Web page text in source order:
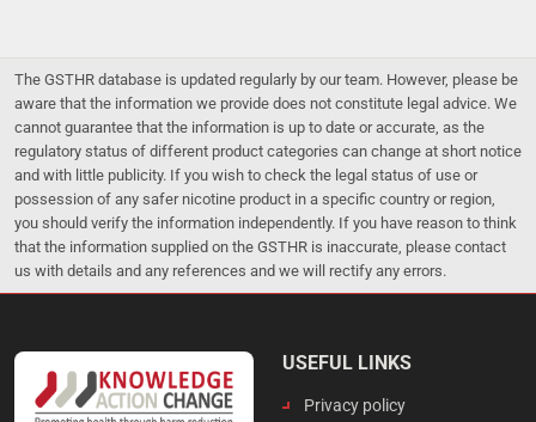
The GSTHR database is updated regularly by our team. However, please be
aware that the information we provide does not constitute legal advice. We
cannot guarantee that the information is up to date or accurate, as the
regulatory status of different product categories can change at short notice
and with little publicity. If you wish to check the legal status of use or
possession of any safer nicotine product in a specific country or region,
you should verify the information independently. If you have reason to think
that the information supplied on the GSTHR is inaccurate, please contact
us with details and any references and we will rectify any errors.
USEFUL LINKS
Privacy policy